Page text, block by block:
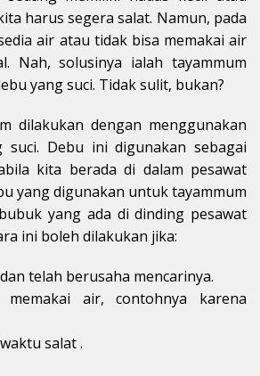
harus segera salat. Namun, pada
air atau tidak bisa memakai air
Nah, solusinya ialah tayammum
yang suci. Tidak sulit, bukan?
dilakukan dengan menggunakan
suci. Debu ini digunakan sebagai
kita berada di dalam pesawat
yang digunakan untuk tayammum
yang ada di dinding pesawat
ini boleh dilakukan jika:
telah berusaha mencarinya.
memakai air, contohnya karena
salat .